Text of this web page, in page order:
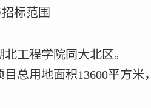
标范围
工程学院同大北区。
目总用地面积13600平方米